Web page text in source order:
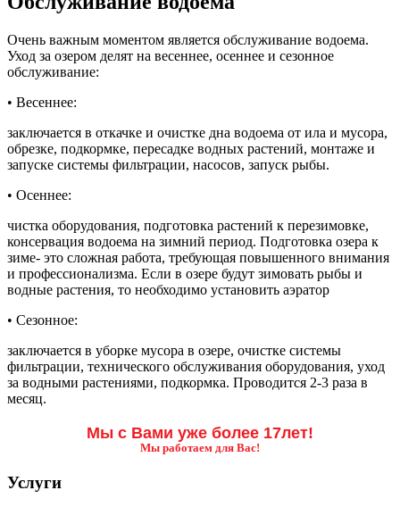
Очень важным моментом является обслуживание водоема.
Уход за озером делят на весеннее, осеннее и сезонное
обслуживание:
• Весеннее:
заключается в откачке и очистке дна водоема от ила и мусора,
обрезке, подкормке, пересадке водных растений, монтаже и
запуске системы фильтрации, насосов, запуск рыбы.
• Осеннее:
чистка оборудования, подготовка растений к перезимовке,
консервация водоема на зимний период. Подготовка озера к
зиме- это сложная работа, требующая повышенного внимания
и профессионализма. Если в озере будут зимовать рыбы и
водные растения, то необходимо установить аэратор
• Сезонное:
заключается в уборке мусора в озере, очистке системы
фильтрации, технического обслуживания оборудования, уход
за водными растениями, подкормка. Проводится 2-3 раза в
месяц.
Мы с Вами уже более 17лет!
Мы работаем для Вас!
Услуги